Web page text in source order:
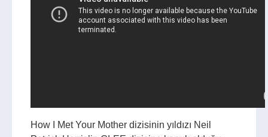
How I Met Your Mother dizisinin yıldızı Neil